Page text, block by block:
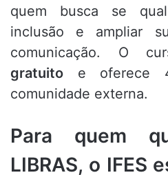
quem busca se
inclusão e ampliar
comunicação. O
gratuito e oferece
comunidade externa.
Para quem
LIBRAS, o IFES